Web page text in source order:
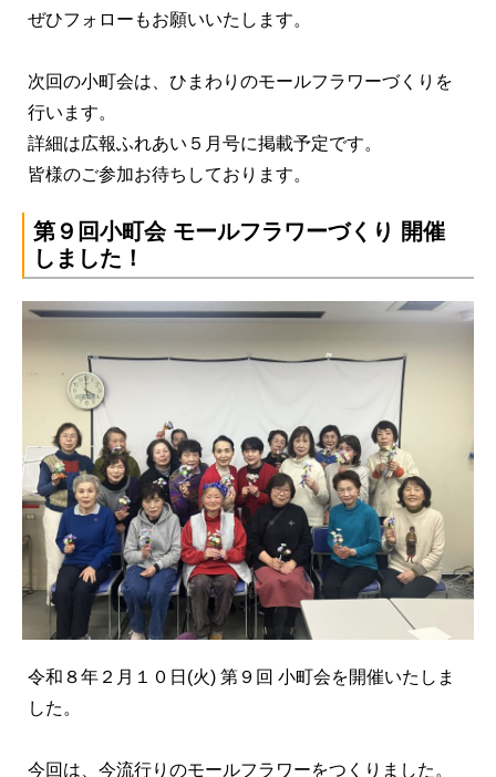
ぜひフォローもお願いいたします。
次回の小町会は、ひまわりのモールフラワーづくりを
行います。
詳細は広報ふれあい５月号に掲載予定です。
皆様のご参加お待ちしております。
第９回小町会 モールフラワーづくり 開催
しました！
令和８年２月１０日(火) 第９回 小町会を開催いたしま
した。
今回は、今流行りのモールフラワーをつくりました。